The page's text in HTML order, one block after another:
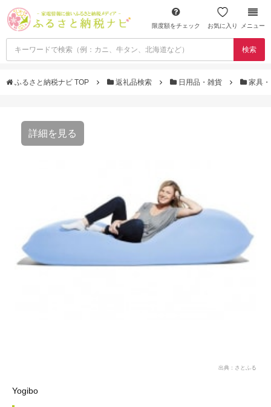
限度額をチェック お気に入り メニュー
検索
ふるさと納税ナビ TOP 返礼品検索 日用品・雑貨 家具
詳細を見る
出典：さとふる
Yogibo